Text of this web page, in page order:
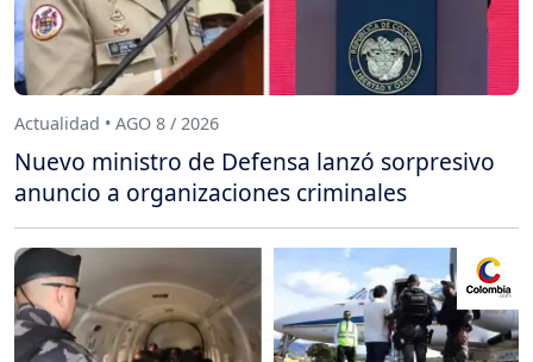
Actualidad • AGO 8 / 2026
Nuevo ministro de Defensa lanzó sorpresivo
anuncio a organizaciones criminales